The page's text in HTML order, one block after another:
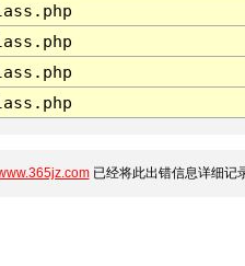
已经将此出错信息详细记